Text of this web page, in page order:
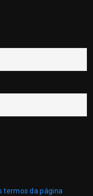
termos da página